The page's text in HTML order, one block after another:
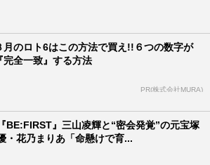
月のロト6はこの方法で買え!!６つの数字が
『完全一致』する方法
PR(株式会社MURA)
BE:FIRST』三山凌輝と“密会発覚”の元宝塚
・花乃まりあ「命懸けで育...